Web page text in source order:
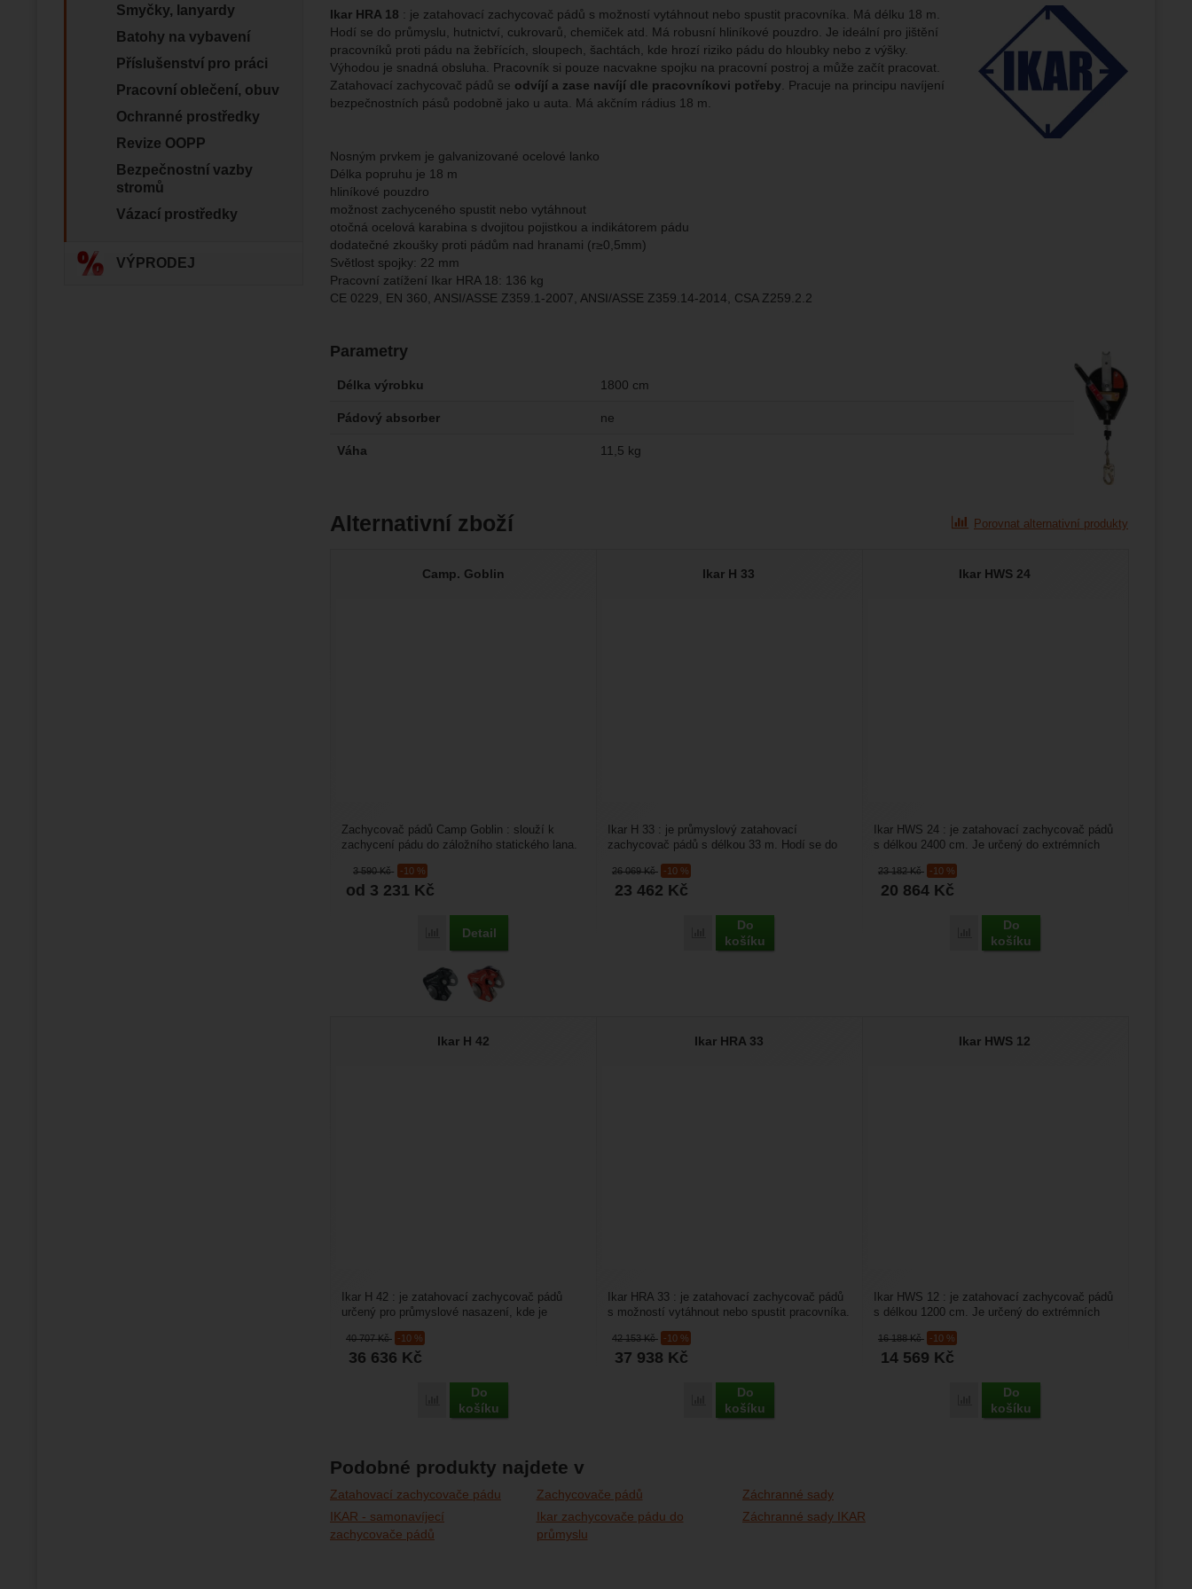
Zobrazit
Tyto cookies nám umožňují měření výkonu našeho webu i našich reklamních kampaní.
Jejich pomocí určujeme počet návštěv a zdroje návštěv našich internetových stránek.
Data získaná pomocí těchto cookies zpracováváme souhrnně a anonymně, takže
nejsme schopni identifikovat konkrétní uživatele našeho webu.
Marketingové
Marketingové - abychom vás neobtěžovali nevhodnou reklamou
Povoleno
Ikar HRA 18 : je zatahovací zachycovač pádů s možností vytáhnout nebo spustit pracovníka. Má délku 18 m.
Hodí se do průmyslu, hutnictví, cukrovarů, chemiček atd. Má robusní hliníkové pouzdro. Je ideální pro jištění
pracovníků proti pádu na žebřících, sloupech, šachtách, kde hrozí riziko pádu do hloubky nebo z výšky.
Výhodou je snadná obsluha. Pracovník si pouze nacvakne spojku na pracovní postroj a může začít pracovat.
Zatahovací zachycovač pádů se odvíjí a zase navíjí dle pracovníkovi potřeby . Pracuje na principu navíjení
bezpečnostních pásů podobně jako u auta. Má akčním rádius 18 m.
Nosným prvkem je galvanizované ocelové lanko
Délka popruhu je 18 m
hliníkové pouzdro
možnost zachyceného spustit nebo vytáhnout
otočná ocelová karabina s dvojitou pojistkou a indikátorem pádu
dodatečné zkoušky proti pádům nad hranami (r≥0,5mm)
Světlost spojky: 22 mm
Pracovní zatížení Ikar HRA 18: 136 kg
CE 0229, EN 360, ANSI/ASSE Z359.1-2007, ANSI/ASSE Z359.14-2014, CSA Z259.2.2
Parametry
Délka výrobku 1800 cm
Pádový absorber ne
Váha 11,5 kg
Alternativní zboží Porovnat alternativní produkty
Camp. Goblin
3 590Kč -10 %
od 3 231 Kč
Porovnat
Detail
Zachycovač pádů Camp Goblin : slouží k
zachycení pádu do záložního statického lana.
Ikar H 33
26 069Kč -10 %
23 462 Kč
Porovnat
Do
košíku
Ikar H 33 : je průmyslový zatahovací
zachycovač pádů s délkou 33 m. Hodí se do
Ikar HWS 24
23 182Kč -10 %
20 864 Kč
Porovnat
Do
košíku
Ikar HWS 24 : je zatahovací zachycovač pádů
s délkou 2400 cm. Je určený do extrémních
Ikar H 42
40 707Kč -10 %
36 636 Kč
Porovnat
Do
košíku
Ikar H 42 : je zatahovací zachycovač pádů
určený pro průmyslové nasazení, kde je
Ikar HRA 33
42 153Kč -10 %
37 938 Kč
Porovnat
Do
košíku
Ikar HRA 33 : je zatahovací zachycovač pádů
s možností vytáhnout nebo spustit pracovníka.
Ikar HWS 12
16 188Kč -10 %
14 569 Kč
Porovnat
Do
košíku
Ikar HWS 12 : je zatahovací zachycovač pádů
s délkou 1200 cm. Je určený do extrémních
Podobné produkty najdete v
Zatahovací zachycovače pádu
IKAR - samonavíjecí
zachycovače pádů
Zachycovače pádů
Ikar zachycovače pádu do
průmyslu
Záchranné sady
Záchranné sady IKAR
Smyčky, lanyardy
Batohy na vybavení
Příslušenství pro práci
Pracovní oblečení, obuv
Ochranné prostředky
Revize OOPP
Bezpečnostní vazby
stromů
Vázací prostředky
VÝPRODEJ